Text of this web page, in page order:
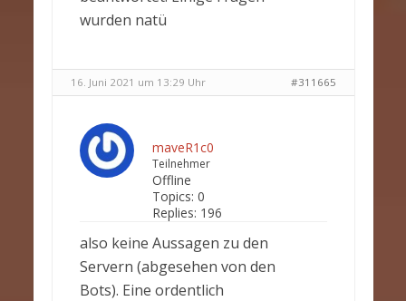
wurden natü
16. Juni 2021 um 13:29 Uhr #311665
maveR1c0
Teilnehmer
Offline
Topics: 0
Replies: 196
also keine Aussagen zu den
Servern (abgesehen von den
Bots). Eine ordentlich